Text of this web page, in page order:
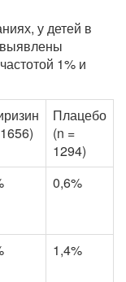
у детей в
1% и
Плацебо
(n =
1294)
0,6%
1,4%